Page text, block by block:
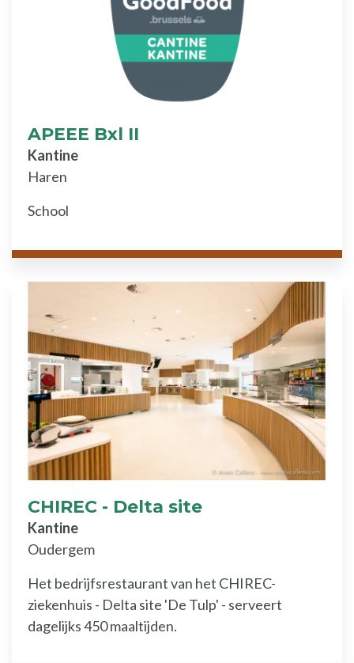
APEEE Bxl II
Kantine
Haren
School
CHIREC - Delta site
Kantine
Oudergem
Het bedrijfsrestaurant van het CHIREC-
ziekenhuis - Delta site 'De Tulp' - serveert
dagelijks 450 maaltijden.